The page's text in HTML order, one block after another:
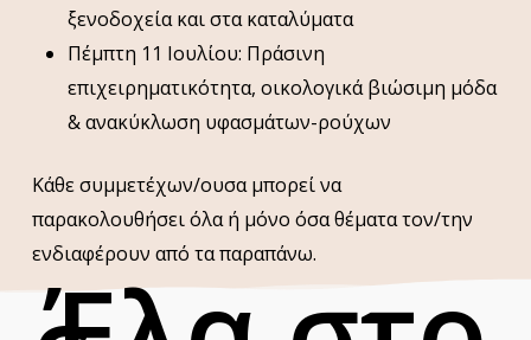
ξενοδοχεία και στα καταλύματα
Πέμπτη 11 Ιουλίου: Πράσινη
επιχειρηματικότητα, οικολογικά βιώσιμη μόδα
& ανακύκλωση υφασμάτων-ρούχων
Κάθε συμμετέχων/ουσα μπορεί να
παρακολουθήσει όλα ή μόνο όσα θέματα τον/την
ενδιαφέρουν από τα παραπάνω.